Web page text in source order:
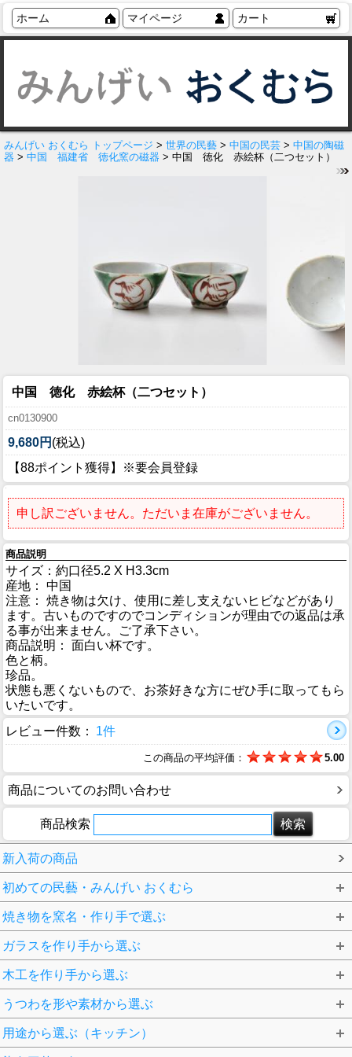
ホーム マイページ カート
みんげい おくむら トップページ > 世界の民藝 > 中国の民芸 > 中国の陶磁
器 > 中国 福建省 徳化窯の磁器 > 中国 徳化 赤絵杯（二つセット）
中国 徳化 赤絵杯（二つセット）
cn0130900
9,680円 (税込)
【88ポイント獲得】※要会員登録
申し訳ございません。ただいま在庫がございません。
商品説明
サイズ：約口径5.2 X H3.3cm
産地： 中国
注意： 焼き物は欠け、使用に差し支えないヒビなどがあり
ます。古いものですのでコンディションが理由での返品は承
る事が出来ません。ご了承下さい。
商品説明： 面白い杯です。
色と柄。
珍品。
状態も悪くないもので、お茶好きな方にぜひ手に取ってもら
いたいです。
レビュー件数：
1件
この商品の平均評価： 5.00
商品についてのお問い合わせ
商品検索
新入荷の商品
初めての民藝・みんげい おくむら
焼き物を窯名・作り手で選ぶ
ガラスを作り手から選ぶ
木工を作り手から選ぶ
うつわを形や素材から選ぶ
用途から選ぶ（キッチン）